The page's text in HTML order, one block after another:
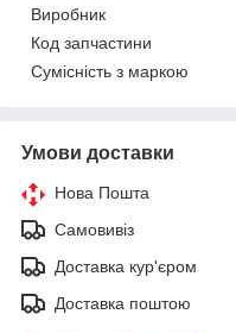
Виробник
Код запчастини
Сумісність з маркою
Умови доставки
Нова Пошта
Самовивіз
Доставка кур'єром
Доставка поштою